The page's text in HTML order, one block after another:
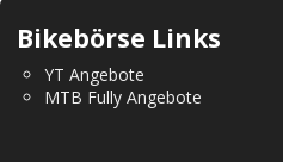
Bikebörse Links
YT Angebote
MTB Fully Angebote